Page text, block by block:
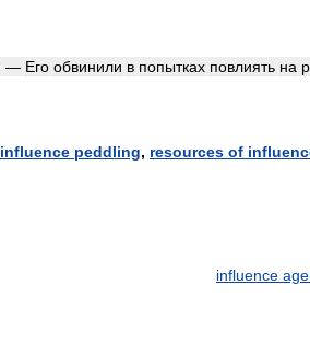
. — Его обвинили в попытках повлиять на
influence peddling, resources of
influence